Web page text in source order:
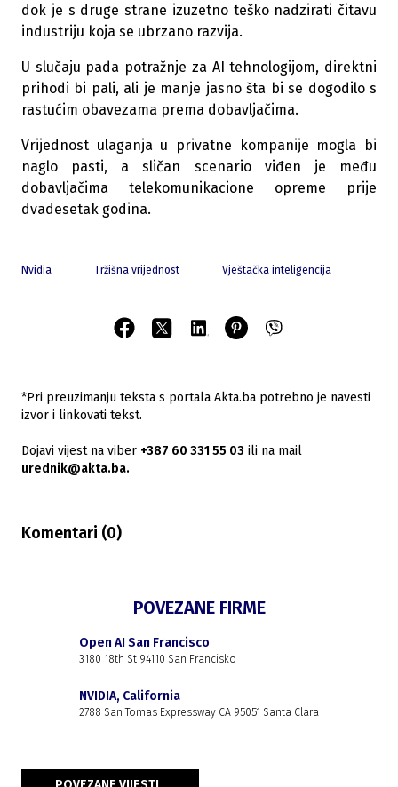
dok je s druge strane izuzetno teško nadzirati čitavu
industriju koja se ubrzano razvija.
U slučaju pada potražnje za AI tehnologijom, direktni
prihodi bi pali, ali je manje jasno šta bi se dogodilo s
rastućim obavezama prema dobavljačima.
Vrijednost ulaganja u privatne kompanije mogla bi
naglo pasti, a sličan scenario viđen je među
dobavljačima telekomunikacione opreme prije
dvadesetak godina.
Nvidia Tržišna vrijednost Vještačka inteligencija
*Pri preuzimanju teksta s portala Akta.ba potrebno je navesti
izvor i linkovati tekst.
Dojavi vijest na viber +387 60 331 55 03 ili na mail
urednik@akta.ba.
Komentari (0)
POVEZANE FIRME
Open AI San Francisco
3180 18th St 94110 San Francisko
NVIDIA, California
2788 San Tomas Expressway CA 95051 Santa Clara